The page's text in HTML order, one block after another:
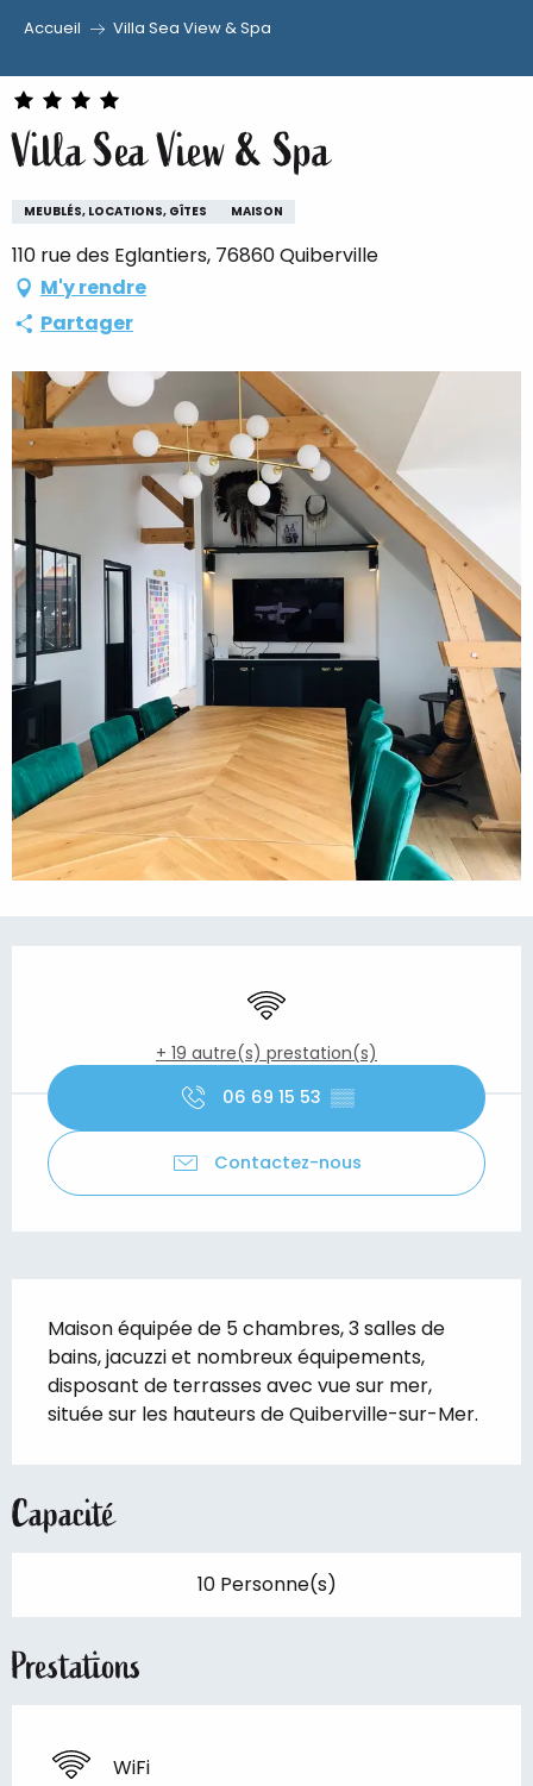
au
contenu
principal
Accueil Villa Sea View & Spa
Villa Sea View & Spa
MEUBLÉS, LOCATIONS, GÎTES MAISON
110 rue des Eglantiers, 76860 Quiberville
M'y rendre
Partager
WiFi
+ 19 autre(s) prestation(s)
06 69 15 53 ▒▒
Contactez-nous
Maison équipée de 5 chambres, 3 salles de
bains, jacuzzi et nombreux équipements,
disposant de terrasses avec vue sur mer,
située sur les hauteurs de Quiberville-sur-Mer.
Capacité
10 Personne(s)
Prestations
WiFi